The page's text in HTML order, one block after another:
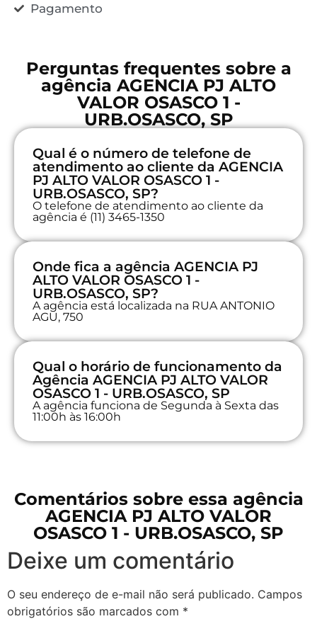
Pagamento
Perguntas frequentes sobre a
agência AGENCIA PJ ALTO
VALOR OSASCO 1 -
URB.OSASCO, SP
Qual é o número de telefone de
atendimento ao cliente da AGENCIA
PJ ALTO VALOR OSASCO 1 -
URB.OSASCO, SP?
O telefone de atendimento ao cliente da
agência é (11) 3465-1350
Onde fica a agência AGENCIA PJ
ALTO VALOR OSASCO 1 -
URB.OSASCO, SP?
A agência está localizada na RUA ANTONIO
AGU, 750
Qual o horário de funcionamento da
Agência AGENCIA PJ ALTO VALOR
OSASCO 1 - URB.OSASCO, SP
A agência funciona de Segunda à Sexta das
11:00h às 16:00h
Comentários sobre essa agência
AGENCIA PJ ALTO VALOR
OSASCO 1 - URB.OSASCO, SP
Deixe um comentário
O seu endereço de e-mail não será publicado. Campos
obrigatórios são marcados com *